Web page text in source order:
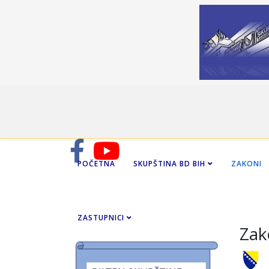
POČETNA SKUPŠTINA BD BIH ZAKONI
ZASTUPNICI